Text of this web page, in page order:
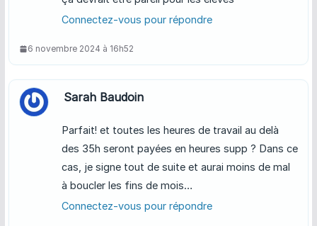
Connectez-vous pour répondre
6 novembre 2024 à 16h52
Sarah Baudoin
Parfait! et toutes les heures de travail au delà
des 35h seront payées en heures supp ? Dans ce
cas, je signe tout de suite et aurai moins de mal
à boucler les fins de mois…
Connectez-vous pour répondre